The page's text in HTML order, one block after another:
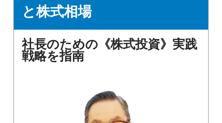
と株式相場
社長のための《株式投資》実践
戦略を指南